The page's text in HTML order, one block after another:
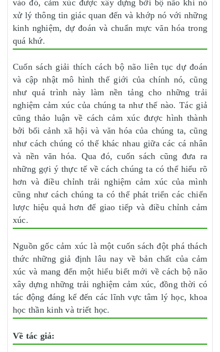
vào đó, cảm xúc được xây dựng bởi bộ não khi nó
xử lý thông tin giác quan đến và khớp nó với những
kinh nghiệm, dự đoán và chuẩn mực văn hóa trong
quá khứ.
Cuốn sách giải thích cách bộ não liên tục dự đoán
và cập nhật mô hình thế giới của chính nó, cũng
như quá trình này làm nền tảng cho những trải
nghiệm cảm xúc của chúng ta như thế nào. Tác giả
cũng thảo luận về cách cảm xúc được hình thành
bởi bối cảnh xã hội và văn hóa của chúng ta, cũng
như cách chúng có thể khác nhau giữa các cá nhân
và nền văn hóa. Qua đó, cuốn sách cũng đưa ra
những gợi ý thực tế về cách chúng ta có thể hiểu rõ
hơn và điều chỉnh trải nghiệm cảm xúc của mình
cũng như cách chúng ta có thể phát triển các chiến
lược hiệu quả hơn để giao tiếp và điều chỉnh cảm
xúc.
Nguồn gốc cảm xúc là một cuốn sách đột phá thách
thức những giả định lâu nay về bản chất của cảm
xúc và mang đến một hiểu biết mới về cách bộ não
xây dựng những trải nghiệm cảm xúc, đồng thời có
tác động đáng kể đến các lĩnh vực tâm lý học, khoa
học thần kinh và triết học.
Về tác giả: